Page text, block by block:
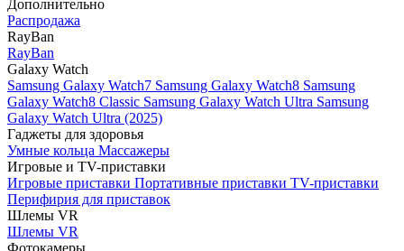
Дополнительно
Распродажа
RayBan
RayBan
Galaxy Watch
Samsung Galaxy Watch7 Samsung Galaxy Watch8 Samsung
Galaxy Watch8 Classic Samsung Galaxy Watch Ultra Samsung
Galaxy Watch Ultra (2025)
Гаджеты для здоровья
Умные кольца Массажеры
Игровые и TV-приставки
Игровые приставки Портативные приставки TV-приставки
Перифирия для приставок
Шлемы VR
Шлемы VR
Фотокамеры